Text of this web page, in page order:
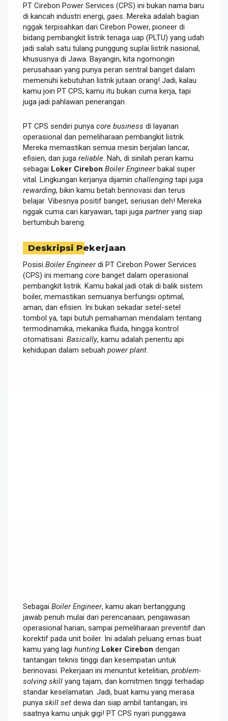
PT Cirebon Power Services (CPS) ini bukan nama baru
di kancah industri energi, gaes . Mereka adalah bagian
nggak terpisahkan dari Cirebon Power, pioneer di
bidang pembangkit listrik tenaga uap (PLTU) yang udah
jadi salah satu tulang punggung suplai listrik nasional,
khususnya di Jawa. Bayangin, kita ngomongin
perusahaan yang punya peran sentral banget dalam
memenuhi kebutuhan listrik jutaan orang! Jadi, kalau
kamu join PT CPS, kamu itu bukan cuma kerja, tapi
juga jadi pahlawan penerangan.
PT CPS sendiri punya core business di layanan
operasional dan pemeliharaan pembangkit listrik.
Mereka memastikan semua mesin berjalan lancar,
efisien, dan juga reliable . Nah, di sinilah peran kamu
sebagai Loker Cirebon Boiler Engineerbakal super
vital. Lingkungan kerjanya dijamin challenging tapi juga
rewarding, bikin kamu betah berinovasi dan terus
belajar. Vibesnya positif banget, seriusan deh! Mereka
nggak cuma cari karyawan, tapi juga partneryang siap
bertumbuh bareng.
Deskripsi Pekerjaan
Posisi Boiler Engineerdi PT Cirebon Power Services
(CPS) ini memang core banget dalam operasional
pembangkit listrik. Kamu bakal jadi otak di balik sistem
boiler, memastikan semuanya berfungsi optimal,
aman, dan efisien. Ini bukan sekadar setel-setel
tombol ya, tapi butuh pemahaman mendalam tentang
termodinamika, mekanika fluida, hingga kontrol
otomatisasi. Basically, kamu adalah penentu api
kehidupan dalam sebuah power plant
Sebagai Boiler Engineer, kamu akan bertanggung
jawab penuh mulai dari perencanaan, pengawasan
operasional harian, sampai pemeliharaan preventif dan
korektif pada unit boiler. Ini adalah peluang emas buat
kamu yang lagi hunting Loker Cirebon dengan
tantangan teknis tinggi dan kesempatan untuk
berinovasi. Pekerjaan ini menuntut ketelitian, problem-
solving skill yang tajam, dan komitmen tinggi terhadap
standar keselamatan. Jadi, buat kamu yang merasa
punya skill set dewa dan siap ambil tantangan, ini
saatnya kamu unjuk gigi! PT CPS nyari punggawa